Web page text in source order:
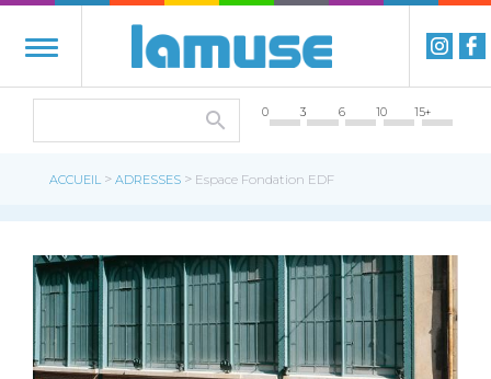
0 3 6 10 15+
ACCUEIL > ADRESSES > Espace Fondation EDF